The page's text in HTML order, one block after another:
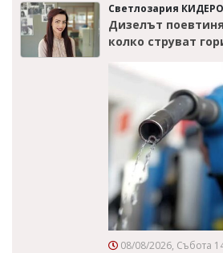
Светлозария
Дизелът
колко струват
08/08/2026, Събота